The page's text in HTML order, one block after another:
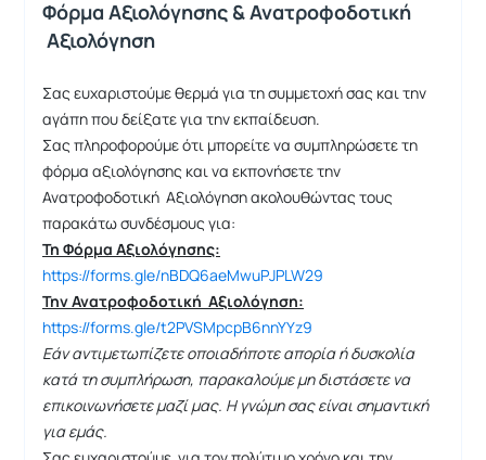
Φόρμα Αξιολόγησης & Ανατροφοδοτική
Αξιολόγηση
Σας ευχαριστούμε θερμά για τη συμμετοχή σας και την
αγάπη που δείξατε για την εκπαίδευση.
Σας πληροφορούμε ότι μπορείτε να συμπληρώσετε τη
φόρμα αξιολόγησης και να εκπονήσετε την
Ανατροφοδοτική Αξιολόγηση ακολουθώντας τους
παρακάτω συνδέσμους για:
Τη Φόρμα Αξιολόγησης:
https://forms.gle/nBDQ6aeMwuPJPLW29
Την Ανατροφοδοτική Αξιολόγηση:
https://forms.gle/t2PVSMpcpB6nnYYz9
Εάν αντιμετωπίζετε οποιαδήποτε απορία ή δυσκολία
κατά τη συμπλήρωση, παρακαλούμε μη διστάσετε να
επικοινωνήσετε μαζί μας. Η γνώμη σας είναι σημαντική
για εμάς.